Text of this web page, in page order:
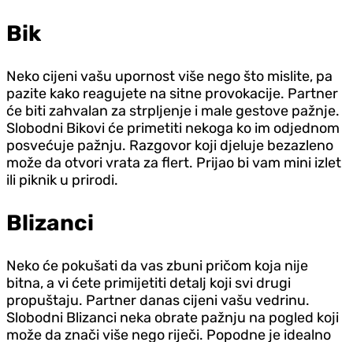
Bik
Neko cijeni vašu upornost više nego što mislite, pa
pazite kako reagujete na sitne provokacije. Partner
će biti zahvalan za strpljenje i male gestove pažnje.
Slobodni Bikovi će primetiti nekoga ko im odjednom
posvećuje pažnju. Razgovor koji djeluje bezazleno
može da otvori vrata za flert. Prijao bi vam mini izlet
ili piknik u prirodi.
Blizanci
Neko će pokušati da vas zbuni pričom koja nije
bitna, a vi ćete primijetiti detalj koji svi drugi
propuštaju. Partner danas cijeni vašu vedrinu.
Slobodni Blizanci neka obrate pažnju na pogled koji
može da znači više nego riječi. Popodne je idealno